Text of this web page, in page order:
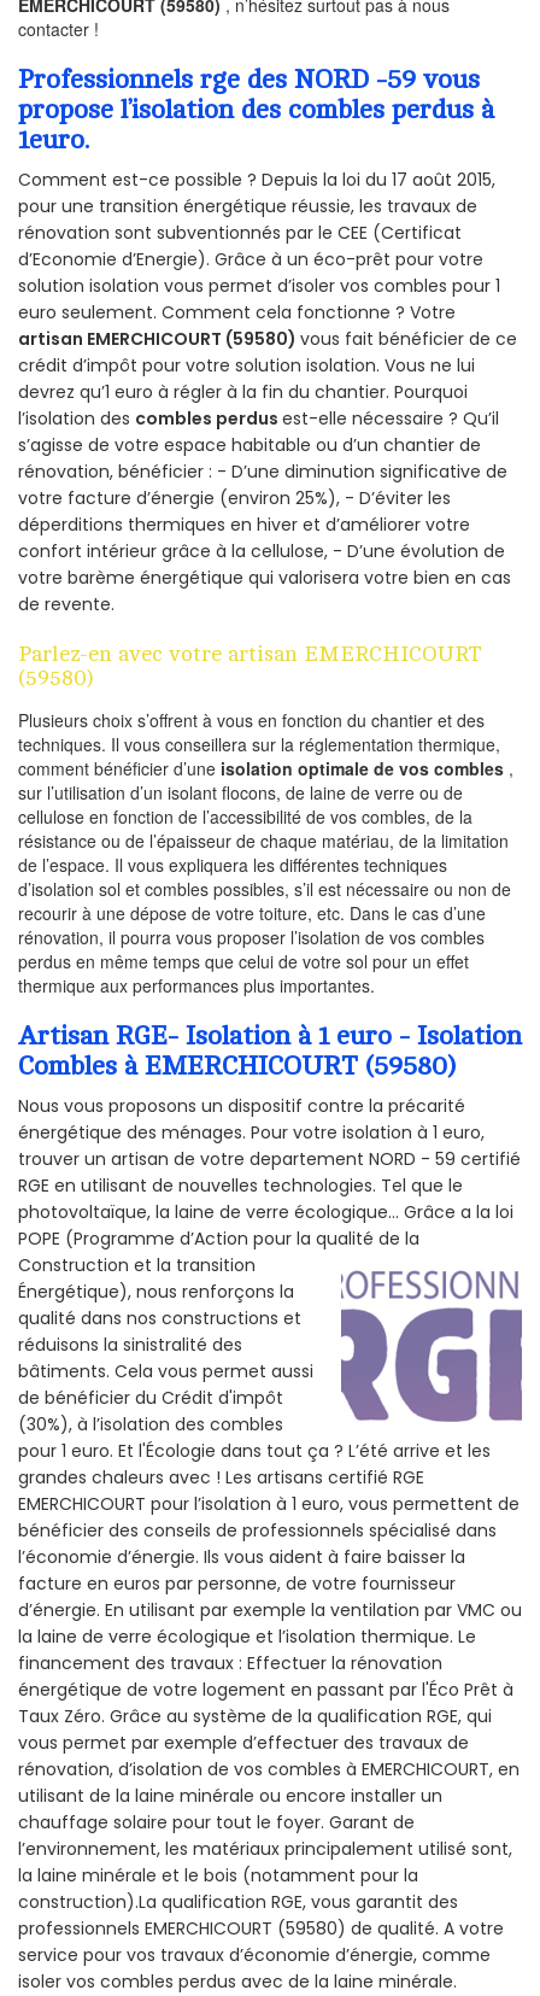
EMERCHICOURT (59580) , n’hésitez surtout pas à nous
contacter !
Professionnels rge des NORD -59 vous
propose l’isolation des combles perdus à
1euro.
Comment est-ce possible ? Depuis la loi du 17 août 2015,
pour une transition énergétique réussie, les travaux de
rénovation sont subventionnés par le CEE (Certificat
d’Economie d’Energie). Grâce à un éco-prêt pour votre
solution isolation vous permet d’isoler vos combles pour 1
euro seulement. Comment cela fonctionne ? Votre
artisan EMERCHICOURT (59580) vous fait bénéficier de ce
crédit d’impôt pour votre solution isolation. Vous ne lui
devrez qu’1 euro à régler à la fin du chantier. Pourquoi
l’isolation des combles perdus est-elle nécessaire ? Qu’il
s’agisse de votre espace habitable ou d’un chantier de
rénovation, bénéficier : - D’une diminution significative de
votre facture d’énergie (environ 25%), - D’éviter les
déperditions thermiques en hiver et d’améliorer votre
confort intérieur grâce à la cellulose, - D’une évolution de
votre barème énergétique qui valorisera votre bien en cas
de revente.
Parlez-en avec votre artisan EMERCHICOURT
(59580)
Plusieurs choix s’offrent à vous en fonction du chantier et des
techniques. Il vous conseillera sur la réglementation thermique,
comment bénéficier d’une isolation optimale de vos combles ,
sur l’utilisation d’un isolant flocons, de laine de verre ou de
cellulose en fonction de l’accessibilité de vos combles, de la
résistance ou de l’épaisseur de chaque matériau, de la limitation
de l’espace. Il vous expliquera les différentes techniques
d’isolation sol et combles possibles, s’il est nécessaire ou non de
recourir à une dépose de votre toiture, etc. Dans le cas d’une
rénovation, il pourra vous proposer l’isolation de vos combles
perdus en même temps que celui de votre sol pour un effet
thermique aux performances plus importantes.
Artisan RGE- Isolation à 1 euro - Isolation
Combles à EMERCHICOURT (59580)
Nous vous proposons un dispositif contre la précarité
énergétique des ménages. Pour votre isolation à 1 euro,
trouver un artisan de votre departement NORD - 59 certifié
RGE en utilisant de nouvelles technologies. Tel que le
photovoltaïque, la laine de verre écologique... Grâce a la loi
POPE (Programme d’Action pour la qualité de la
Construction et la transition
Énergétique), nous renforçons la
qualité dans nos constructions et
réduisons la sinistralité des
bâtiments. Cela vous permet aussi
de bénéficier du Crédit d'impôt
(30%), à l’isolation des combles
pour 1 euro. Et l'Écologie dans tout ça ? L’été arrive et les
grandes chaleurs avec ! Les artisans certifié RGE
EMERCHICOURT pour l’isolation à 1 euro, vous permettent de
bénéficier des conseils de professionnels spécialisé dans
l’économie d’énergie. Ils vous aident à faire baisser la
facture en euros par personne, de votre fournisseur
d’énergie. En utilisant par exemple la ventilation par VMC ou
la laine de verre écologique et l’isolation thermique. Le
financement des travaux : Effectuer la rénovation
énergétique de votre logement en passant par l'Éco Prêt à
Taux Zéro. Grâce au système de la qualification RGE, qui
vous permet par exemple d’effectuer des travaux de
rénovation, d’isolation de vos combles à EMERCHICOURT, en
utilisant de la laine minérale ou encore installer un
chauffage solaire pour tout le foyer. Garant de
l’environnement, les matériaux principalement utilisé sont,
la laine minérale et le bois (notamment pour la
construction).La qualification RGE, vous garantit des
professionnels EMERCHICOURT (59580) de qualité. A votre
service pour vos travaux d’économie d’énergie, comme
isoler vos combles perdus avec de la laine minérale.